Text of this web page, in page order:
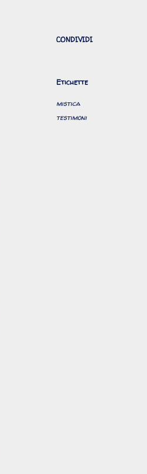
CONDIVIDI
Etichette
mistica
testimoni